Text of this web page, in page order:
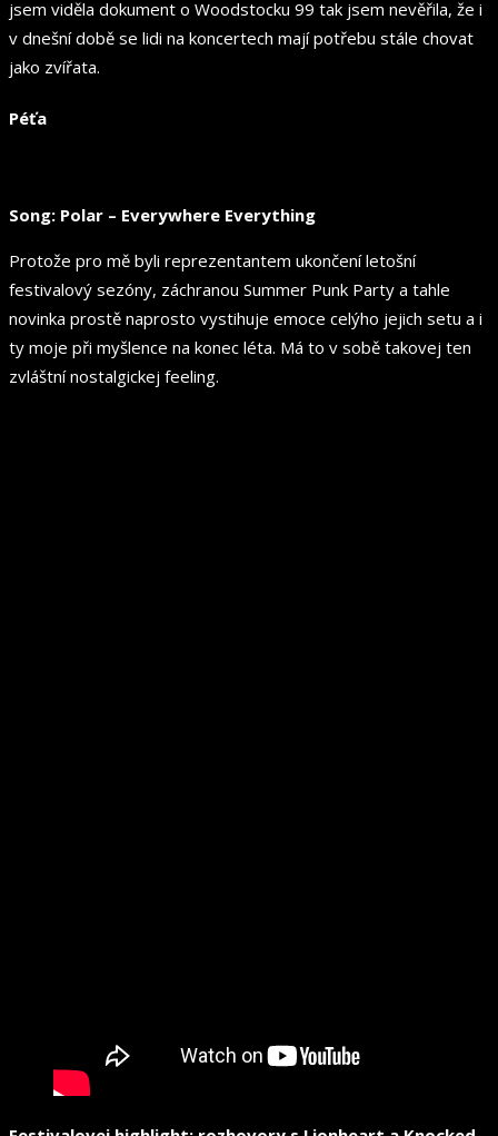
jsem viděla dokument o Woodstocku 99 tak jsem nevěřila, že i
v dnešní době se lidi na koncertech mají potřebu stále chovat
jako zvířata.
Péťa
Song: Polar – Everywhere Everything
Protože pro mě byli reprezentantem ukončení letošní
festivalový sezóny, záchranou Summer Punk Party a tahle
novinka prostě naprosto vystihuje emoce celýho jejich setu a i
ty moje při myšlence na konec léta. Má to v sobě takovej ten
zvláštní nostalgickej feeling.